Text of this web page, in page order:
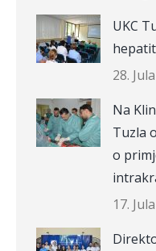
UKC
28.
Na
Tuzla
o
17.